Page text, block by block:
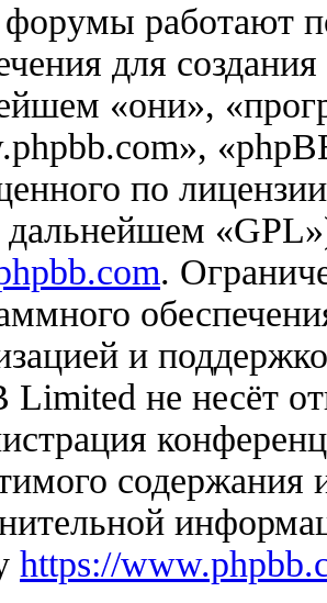
работают
для
«они»,
по
дальнейшем
.
и
Limited не несёт
содержания
https://